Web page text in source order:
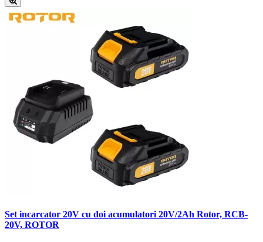
Set incarcator 20V cu doi acumulatori 20V/2Ah Rotor, RCB-
20V, ROTOR